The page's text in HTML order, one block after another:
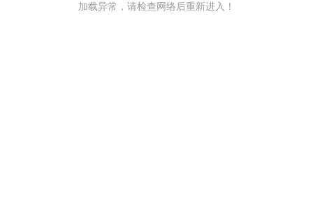
加载异常，请检查网络后重新进入！